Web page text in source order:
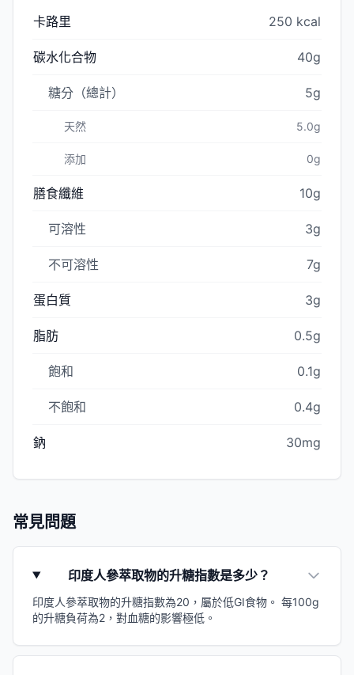
卡路里 250 kcal
碳水化合物 40g
糖分（總計） 5g
天然 5.0g
添加 0g
膳食纖維 10g
可溶性 3g
不可溶性 7g
蛋白質 3g
脂肪 0.5g
飽和 0.1g
不飽和 0.4g
鈉 30mg
常見問題
印度人參萃取物的升糖指數是多少？
印度人參萃取物的升糖指數為20，屬於低GI食物。 每100g
的升糖負荷為2，對血糖的影響極低。